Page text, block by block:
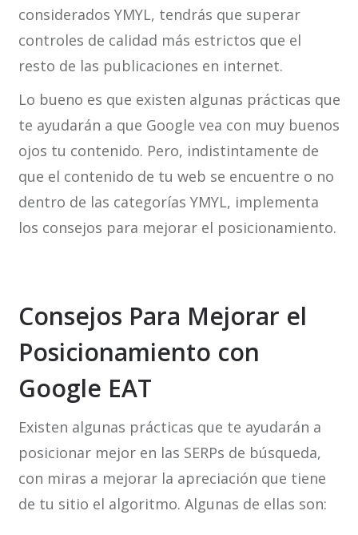
considerados YMYL, tendrás que superar
controles de calidad más estrictos que el
resto de las publicaciones en internet.
Lo bueno es que existen algunas prácticas que
te ayudarán a que Google vea con muy buenos
ojos tu contenido. Pero, indistintamente de
que el contenido de tu web se encuentre o no
dentro de las categorías YMYL, implementa
los consejos para mejorar el posicionamiento.
Consejos Para Mejorar el
Posicionamiento con
Google EAT
Existen algunas prácticas que te ayudarán a
posicionar mejor en las SERPs de búsqueda,
con miras a mejorar la apreciación que tiene
de tu sitio el algoritmo. Algunas de ellas son: